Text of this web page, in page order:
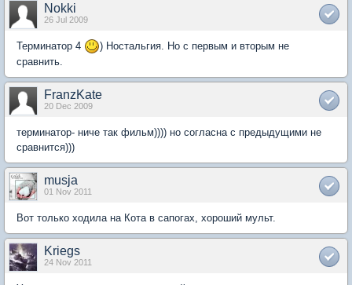
Nokki
26 Jul 2009
Терминатор 4
) Ностальгия. Но с первым и вторым не
сравнить.
FranzKate
20 Dec 2009
терминатор- ниче так фильм)))) но согласна с предыдущими не
сравнится)))
musja
01 Nov 2011
Вот только ходила на Кота в сапогах, хороший мульт.
Kriegs
24 Nov 2011